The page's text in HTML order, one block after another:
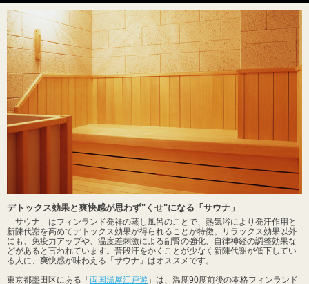
デトックス効果と爽快感が思わず"くせ"になる「サウナ」
「サウナ」はフィンランド発祥の蒸し風呂のことで、熱気浴により発汗作用と
新陳代謝を高めてデトックス効果が得られることが特徴。リラックス効果以外
にも、免疫力アップや、温度差刺激による副腎の強化、自律神経の調整効果な
どがあると言われています。普段汗をかくことが少なく新陳代謝が低下してい
る人に、爽快感が味わえる「サウナ」はオススメです。
東京都墨田区にある「 両国湯屋江戸遊 」は、温度90度前後の本格フィンランド